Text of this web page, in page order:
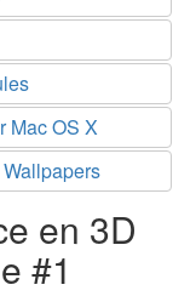
Mac OS X
en 3D
#1